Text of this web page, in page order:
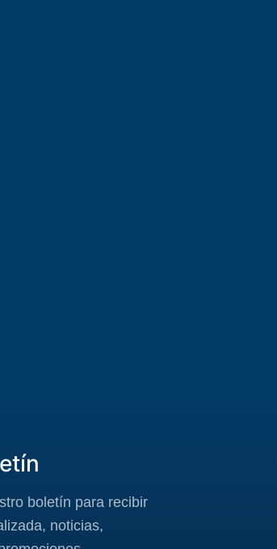
boletín para recibir
noticias,